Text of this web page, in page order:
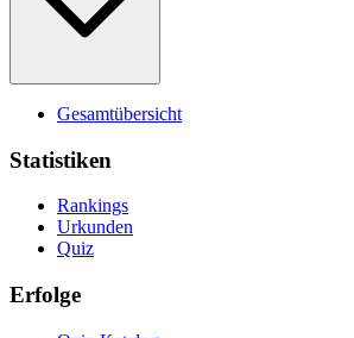
Gesamtübersicht
Statistiken
Rankings
Urkunden
Quiz
Erfolge